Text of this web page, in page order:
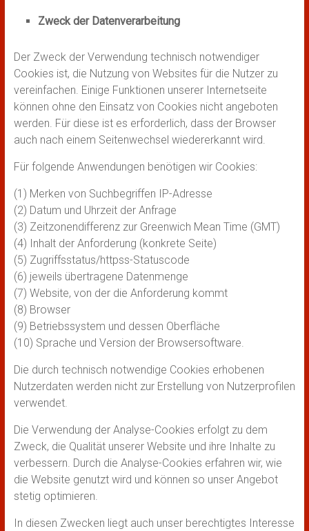
Zweck der Datenverarbeitung
Der Zweck der Verwendung technisch notwendiger
Cookies ist, die Nutzung von Websites für die Nutzer zu
vereinfachen. Einige Funktionen unserer Internetseite
können ohne den Einsatz von Cookies nicht angeboten
werden. Für diese ist es erforderlich, dass der Browser
auch nach einem Seitenwechsel wiedererkannt wird.
Für folgende Anwendungen benötigen wir Cookies:
(1) Merken von Suchbegriffen IP-Adresse
(2) Datum und Uhrzeit der Anfrage
(3) Zeitzonendifferenz zur Greenwich Mean Time (GMT)
(4) Inhalt der Anforderung (konkrete Seite)
(5) Zugriffsstatus/httpss-Statuscode
(6) jeweils übertragene Datenmenge
(7) Website, von der die Anforderung kommt
(8) Browser
(9) Betriebssystem und dessen Oberfläche
(10) Sprache und Version der Browsersoftware.
Die durch technisch notwendige Cookies erhobenen
Nutzerdaten werden nicht zur Erstellung von Nutzerprofilen
verwendet.
Die Verwendung der Analyse-Cookies erfolgt zu dem
Zweck, die Qualität unserer Website und ihre Inhalte zu
verbessern. Durch die Analyse-Cookies erfahren wir, wie
die Website genutzt wird und können so unser Angebot
stetig optimieren.
In diesen Zwecken liegt auch unser berechtigtes Interesse